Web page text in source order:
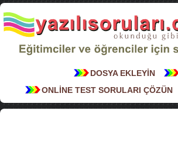
DOSYA EKLEYİN
ONLİNE TEST SORULARI ÇÖZÜN